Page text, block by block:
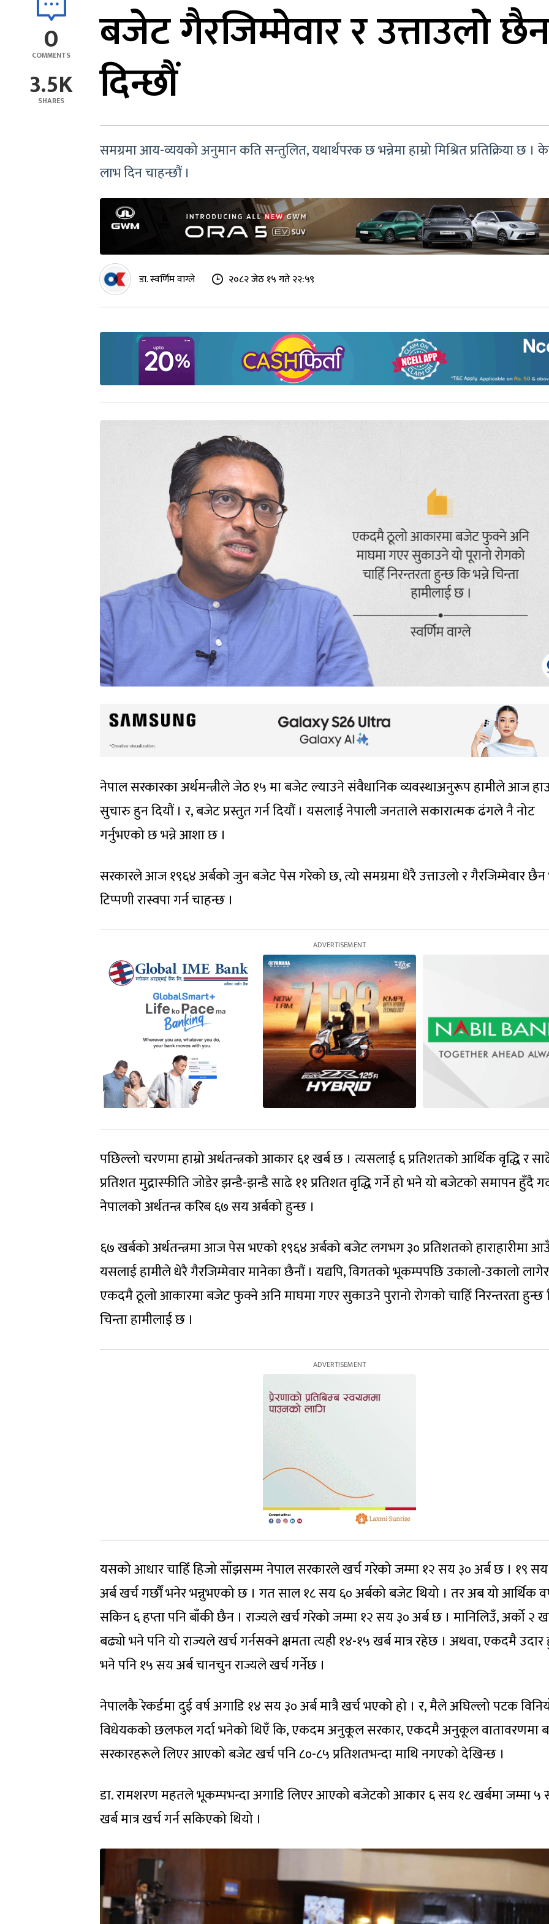
0
COMMENTS
3.5K
SHARES
बजेट गैरजिम्मेवार र उत्ताउलो
दिन्छौं
समग्रमा आय-व्ययको अनुमान कति सन्तुलित, यथार्थपरक छ भन्नेमा हाम्रो मिश्रित प्रतिक्रिया छ
लाभ दिन चाहन्छौं ।
डा. स्वर्णिम वाग्ले २०८२ जेठ १५ गते २२:५९
नेपाल सरकारका अर्थमन्त्रीले जेठ १५ मा बजेट ल्याउने संवैधानिक व्यवस्थाअनुरूप हामीले आज
सुचारु हुन दियौं । र, बजेट प्रस्तुत गर्न दियौं । यसलाई नेपाली जनताले सकारात्मक ढंगले नै नोट
गर्नुभएको छ भन्ने आशा छ ।
सरकारले आज १९६४ अर्बको जुन बजेट पेस गरेको छ, त्यो समग्रमा धेरै उत्ताउलो र गैरजिम्मेवार छैन
टिप्पणी रास्वपा गर्न चाहन्छ ।
पछिल्लो चरणमा हाम्रो अर्थतन्त्रको आकार ६१ खर्ब छ । त्यसलाई ६ प्रतिशतको आर्थिक वृद्धि र
प्रतिशत मुद्रास्फीति जोडेर झन्डै-झन्डै साढे ११ प्रतिशत वृद्धि गर्ने हो भने यो बजेटको समापन हुँदै
नेपालको अर्थतन्त्र करिब ६७ सय अर्बको हुन्छ ।
६७ खर्बको अर्थतन्त्रमा आज पेस भएको १९६४ अर्बको बजेट लगभग ३० प्रतिशतको हाराहारीमा
यसलाई हामीले धेरै गैरजिम्मेवार मानेका छैनौं । यद्यपि, विगतको भूकम्पपछि उकालो-उकालो लागेर
एकदमै ठूलो आकारमा बजेट फुक्ने अनि माघमा गएर सुकाउने पुरानो रोगको चाहिँ निरन्तरता हुन्छ
चिन्ता हामीलाई छ ।
यसको आधार चाहिँ हिजो साँझसम्म नेपाल सरकारले खर्च गरेको जम्मा १२ सय ३० अर्ब छ । १९
अर्ब खर्च गर्छौं भनेर भन्नुभएको छ । गत साल १८ सय ६० अर्बको बजेट थियो । तर अब यो आर्थिक
सकिन ६ हप्ता पनि बाँकी छैन । राज्यले खर्च गरेको जम्मा १२ सय ३० अर्ब छ । मानिलिउँ, अर्को २
बढ्यो भने पनि यो राज्यले खर्च गर्नसक्ने क्षमता त्यही १४-१५ खर्ब मात्र रहेछ । अथवा, एकदमै उदार
भने पनि १५ सय अर्ब चानचुन राज्यले खर्च गर्नेछ ।
नेपालकै रेकर्डमा दुई वर्ष अगाडि १४ सय ३० अर्ब मात्रै खर्च भएको हो । र, मैले अघिल्लो पटक
विधेयकको छलफल गर्दा भनेको थिएँ कि, एकदम अनुकूल सरकार, एकदमै अनुकूल वातावरणमा
सरकारहरूले लिएर आएको बजेट खर्च पनि ८०-८५ प्रतिशतभन्दा माथि नगएको देखिन्छ ।
डा. रामशरण महतले भूकम्पभन्दा अगाडि लिएर आएको बजेटको आकार ६ सय १८ खर्बमा जम्मा ५
खर्ब मात्र खर्च गर्न सकिएको थियो ।